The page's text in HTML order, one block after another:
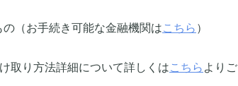
（お手続き可能な金融機関はこちら ）
取り方法詳細について詳しくはこちら よりご